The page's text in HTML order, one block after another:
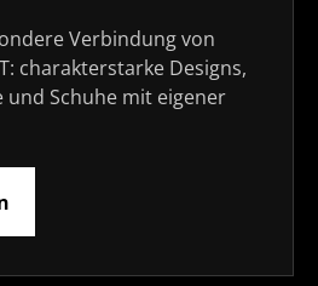
Verbindung von
charakterstarke Designs,
Schuhe mit eigener